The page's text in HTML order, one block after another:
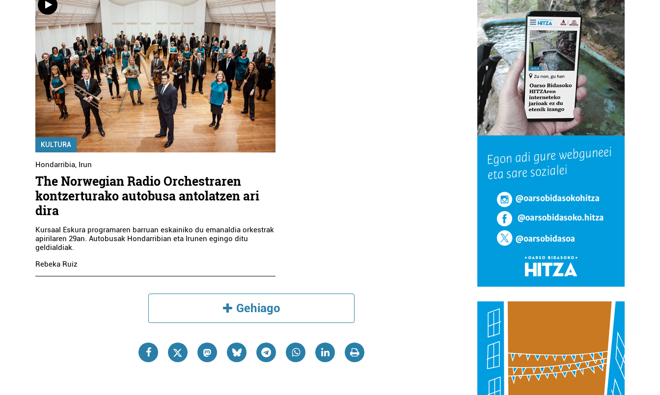
KULTURA
Hondarribia, Irun
The Norwegian Radio Orchestraren
kontzerturako autobusa antolatzen ari
dira
Kursaal Eskura programaren barruan eskainiko du emanaldia orkestrak
apirilaren 29an. Autobusak Hondarribian eta Irunen egingo ditu
geldialdiak.
Rebeka Ruiz
Gehiago